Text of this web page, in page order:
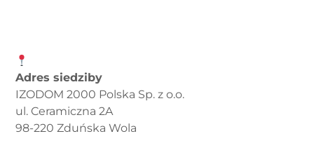
Adres siedziby
IZODOM 2000 Polska Sp. z o.o.
ul. Ceramiczna 2A
98-220 Zduńska Wola